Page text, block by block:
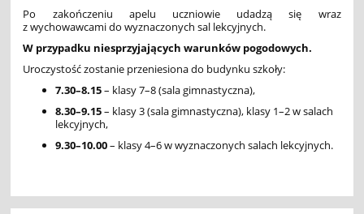
Po zakończeniu apelu uczniowie udadzą się wraz
z wychowawcami do wyznaczonych sal lekcyjnych.
W przypadku niesprzyjających warunków pogodowych.
Uroczystość zostanie przeniesiona do budynku szkoły:
7.30–8.15– klasy 7–8 (sala gimnastyczna),
8.30–9.15– klasy 3 (sala gimnastyczna), klasy 1–2 w salach
lekcyjnych,
9.30–10.00– klasy 4–6 w wyznaczonych salach lekcyjnych.